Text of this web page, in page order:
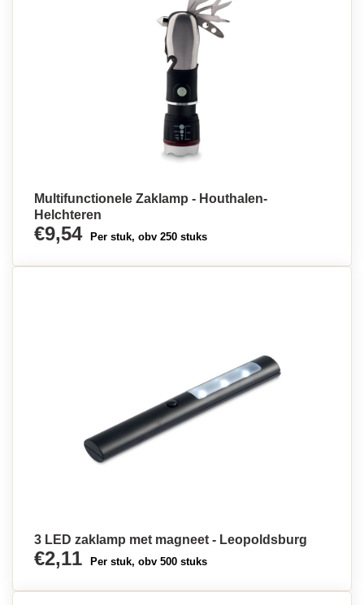
Multifunctionele Zaklamp - Houthalen-
Helchteren
€9,54 Per stuk, obv 250 stuks
3 LED zaklamp met magneet - Leopoldsburg
€2,11 Per stuk, obv 500 stuks